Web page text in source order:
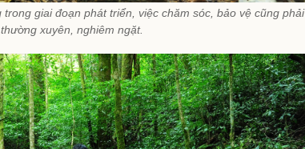
trong giai đoạn phát triển, việc chăm sóc, bảo vệ cũng phải
thường xuyên, nghiêm ngặt.